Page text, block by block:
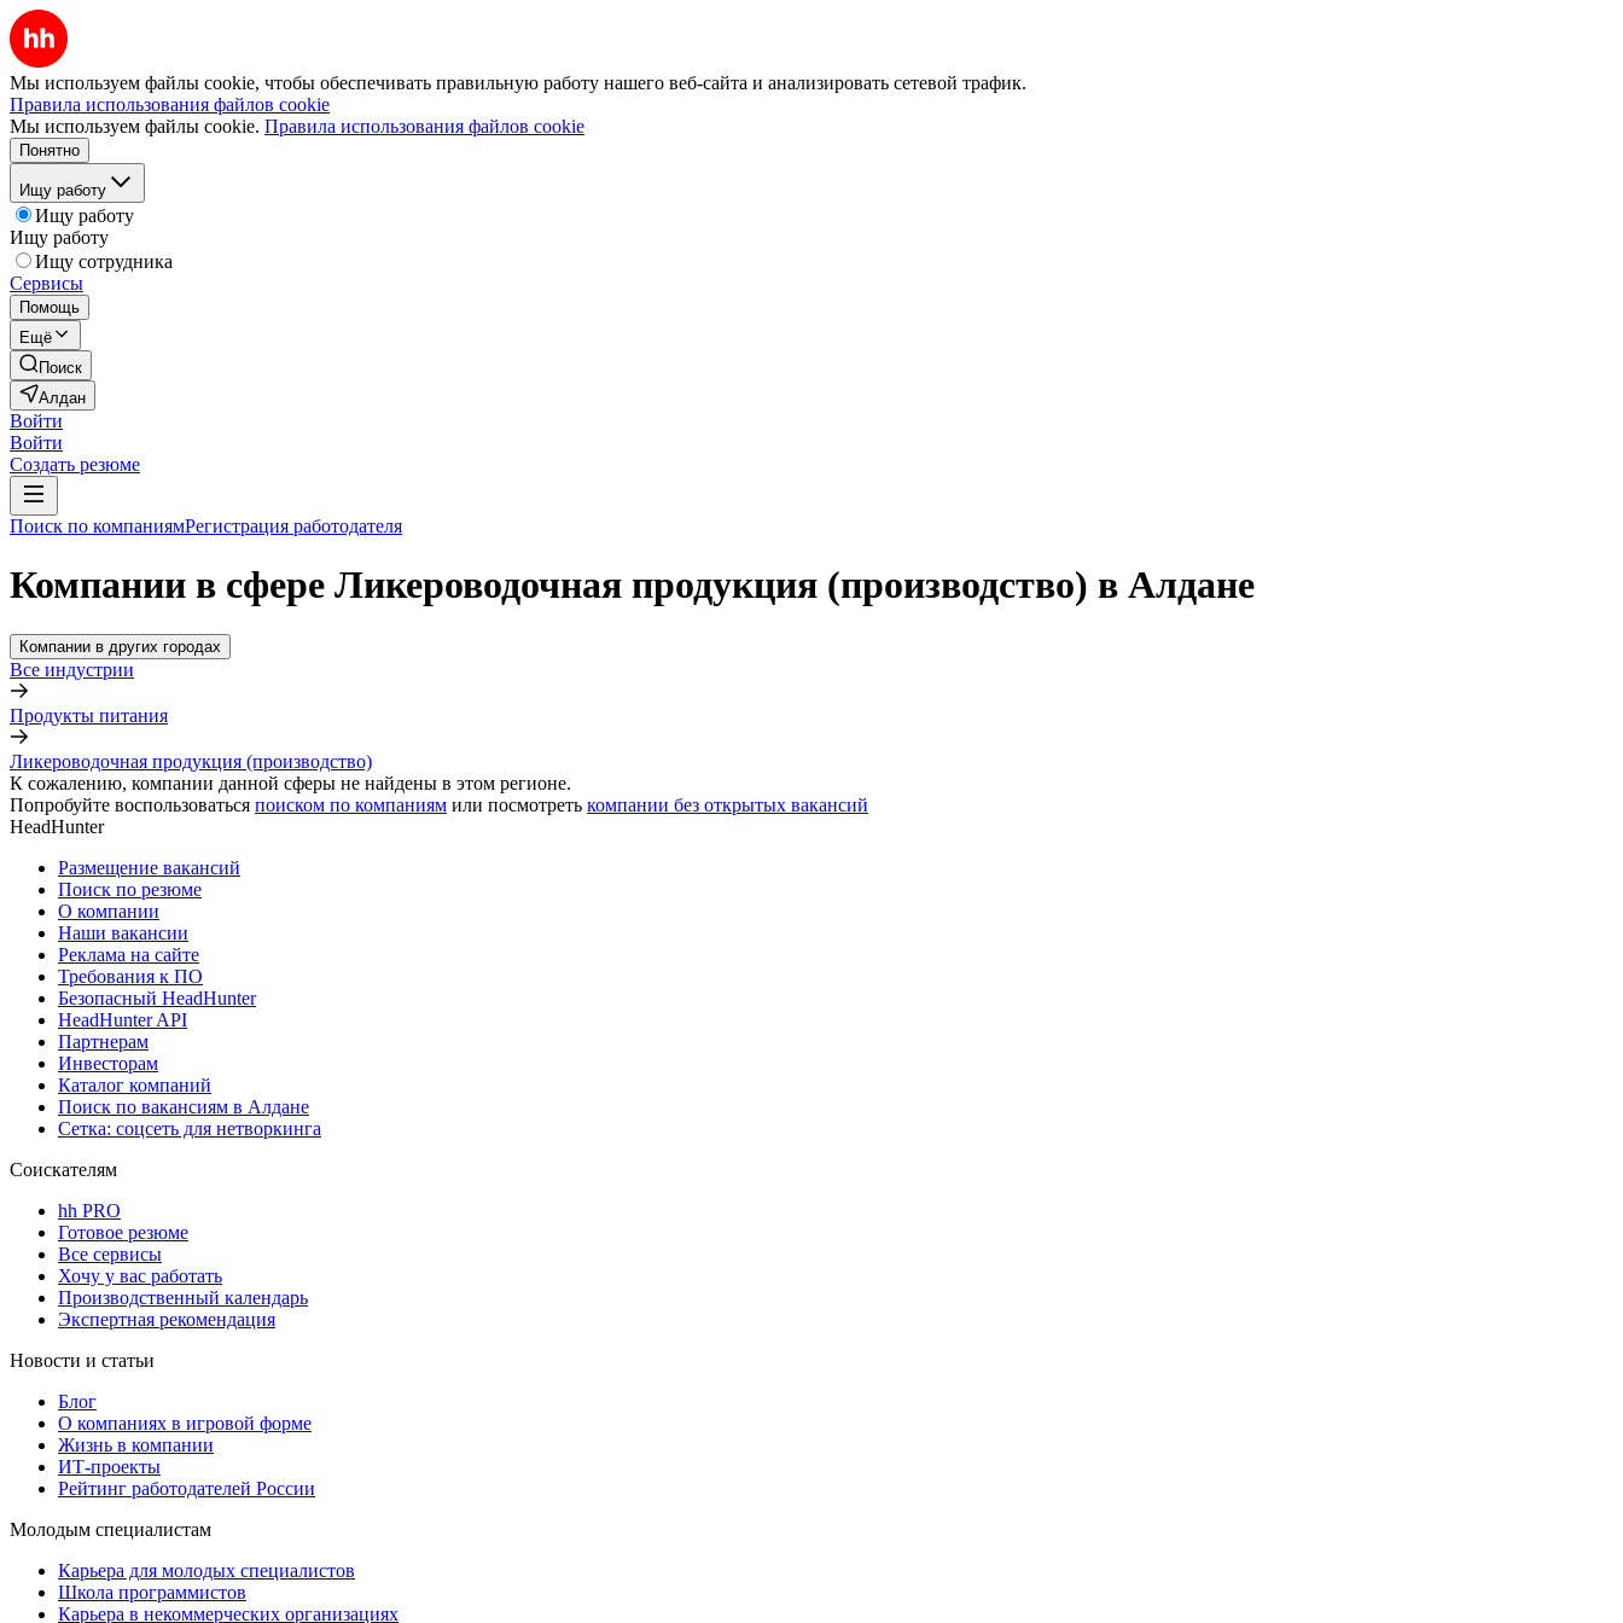
Мы используем файлы cookie, чтобы обеспечивать правильную работу нашего веб-сайта и анализировать сетевой трафик.
Правила использования файлов cookie
Мы используем файлы cookie. Правила использования файлов cookie
Понятно
Ищу работу
Ищу работу
Ищу работу
Ищу сотрудника
Сервисы
Помощь
Ещё
Поиск
Алдан
Войти
Войти
Создать резюме
Поиск по компаниямРегистрация работодателя
Компании в сфере Ликероводочная продукция (производство) в Алдане
Компании в других городах
Все индустрии
Продукты питания
Ликероводочная продукция (производство)
К сожалению, компании данной сферы не найдены в этом регионе.
Попробуйте воспользоваться поиском по компаниям или посмотреть компании без открытых вакансий
HeadHunter
Размещение вакансий
Поиск по резюме
О компании
Наши вакансии
Реклама на сайте
Требования к ПО
Безопасный HeadHunter
HeadHunter API
Партнерам
Инвесторам
Каталог компаний
Поиск по вакансиям в Алдане
Сетка: соцсеть для нетворкинга
Соискателям
hh PRO
Готовое резюме
Все сервисы
Хочу у вас работать
Производственный календарь
Экспертная рекомендация
Новости и статьи
Блог
О компаниях в игровой форме
Жизнь в компании
ИТ-проекты
Рейтинг работодателей России
Молодым специалистам
Карьера для молодых специалистов
Школа программистов
Карьера в некоммерческих организациях